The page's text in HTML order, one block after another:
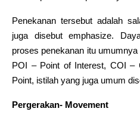
Penekanan tersebut adalah
juga disebut emphasize.
proses penekanan itu
POI – Point of Interest, COI –
Point, istilah yang juga umum
Pergerakan- Movement